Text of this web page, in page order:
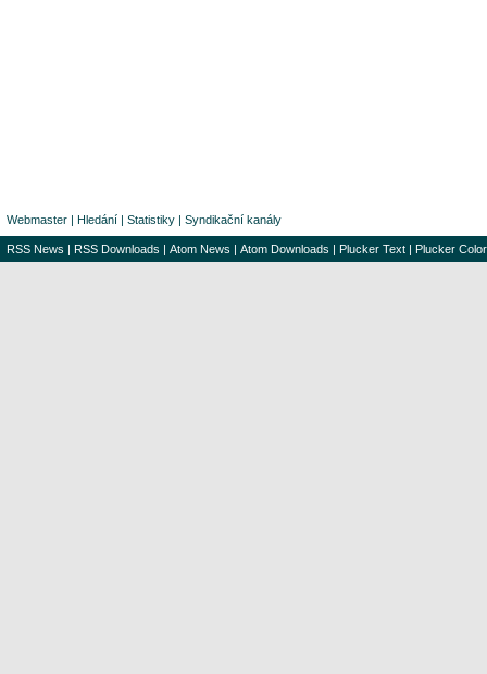
Webmaster | Hledání | Statistiky | Syndikační kanály
RSS News | RSS Downloads | Atom News | Atom Downloads | Plucker Text | Plucker Color